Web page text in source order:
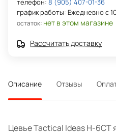
телефон: 8 (905) 407-01-36
график работы: Ежедневно с
остаток: нет в этом магазине
Рассчитать доставку
Описание Отзывы
Цевье Tactical Ideas Н-6СТ